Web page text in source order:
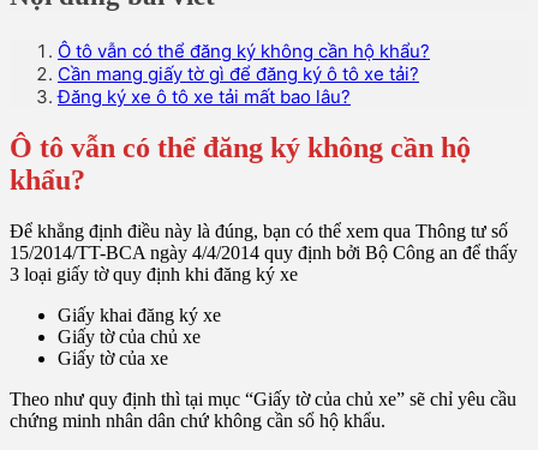
Ô tô vẫn có thể đăng ký không cần hộ khẩu?
Cần mang giấy tờ gì để đăng ký ô tô xe tải?
Đăng ký xe ô tô xe tải mất bao lâu?
Ô tô vẫn có thể đăng ký không cần hộ
khẩu?
Để khẳng định điều này là đúng, bạn có thể xem qua Thông tư số
15/2014/TT-BCA ngày 4/4/2014 quy định bởi Bộ Công an để thấy
3 loại giấy tờ quy định khi đăng ký xe
Giấy khai đăng ký xe
Giấy tờ của chủ xe
Giấy tờ của xe
Theo như quy định thì tại mục “Giấy tờ của chủ xe” sẽ chỉ yêu cầu
chứng minh nhân dân chứ không cần sổ hộ khẩu.